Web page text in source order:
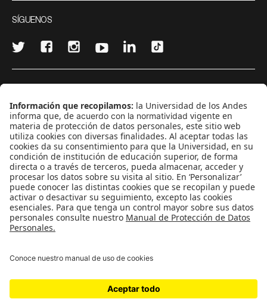
SÍGUENOS
CONTÁCTANOS
cerosetenta@uniandes.edu.co
BOGOTÁ, COLOMBIA
NEWSLETTER